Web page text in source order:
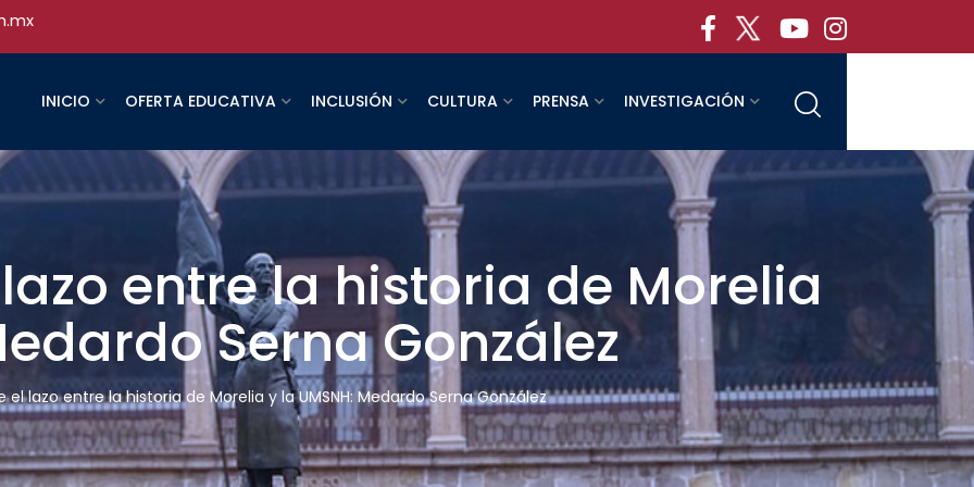
INICIO OFERTA EDUCATIVA INCLUSIÓN CULTURA PRENSA INVESTIGACIÓN
entre la historia de Morelia
Serna González
el lazo entre la historia de Morelia y la UMSNH: Medardo Serna González